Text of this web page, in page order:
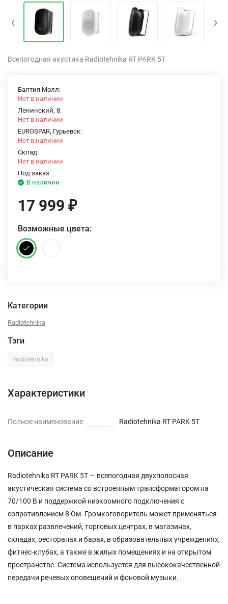
‹ ›
Всепогодная акустика Radiotehnika RT PARK 5T
Балтия Молл:
Нет в наличии
Ленинский, 8:
Нет в наличии
EUROSPAR, Гурьевск:
Нет в наличии
Склад:
Нет в наличии
Под заказ:
В наличии
17 999 ₽
Возможные цвета:
Категории
Radiotehnika
Тэги
Radiotehnika
Характеристики
Полное наименование Radiotehnika RT PARK 5T
Описание
Radiotehnika RT PARK 5T — всепогодная двухполосная
акустическая система со встроенным трансформатором на
70/100 В и поддержкой низкоомного подключения с
сопротивлением 8 Ом. Громкоговоритель может применяться
в парках развлечений, торговых центрах, в магазинах,
складах, ресторанах и барах, в образовательных учреждениях,
фитнес-клубах, а также в жилых помещениях и на открытом
пространстве. Система используется для высококачественной
передачи речевых оповещений и фоновой музыки.